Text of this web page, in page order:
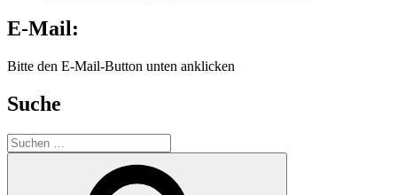
E-Mail:
Bitte den E-Mail-Button unten anklicken
Suche
Suche
nach: